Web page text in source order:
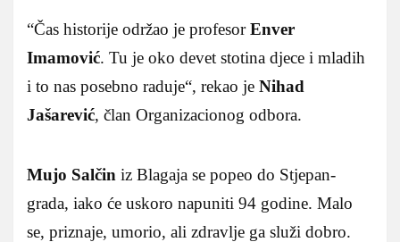
“Čas historije održao je profesorEnver
Imamović. Tu je oko devet stotina djece i mladih
i to nas posebno raduje“, rekao je Nihad
Jašarević, član Organizacionog odbora.
Mujo Salčin iz Blagaja se popeo do Stjepan-
grada, iako će uskoro napuniti 94 godine. Malo
se, priznaje, umorio, ali zdravlje ga služi dobro.